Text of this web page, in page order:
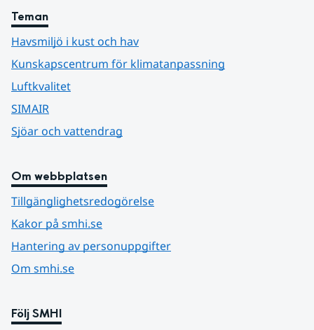
Teman
Havsmiljö i kust och hav
Kunskapscentrum för klimatanpassning
Luftkvalitet
SIMAIR
Sjöar och vattendrag
Om webbplatsen
Tillgänglighetsredogörelse
Kakor på smhi.se
Hantering av personuppgifter
Om smhi.se
Följ SMHI